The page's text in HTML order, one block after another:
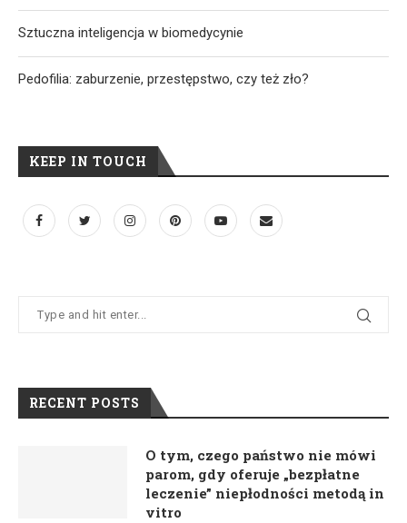
Sztuczna inteligencja w biomedycynie
Pedofilia: zaburzenie, przestępstwo, czy też zło?
KEEP IN TOUCH
RECENT POSTS
O tym, czego państwo nie mówi
parom, gdy oferuje „bezpłatne
leczenie” niepłodności metodą in
vitro